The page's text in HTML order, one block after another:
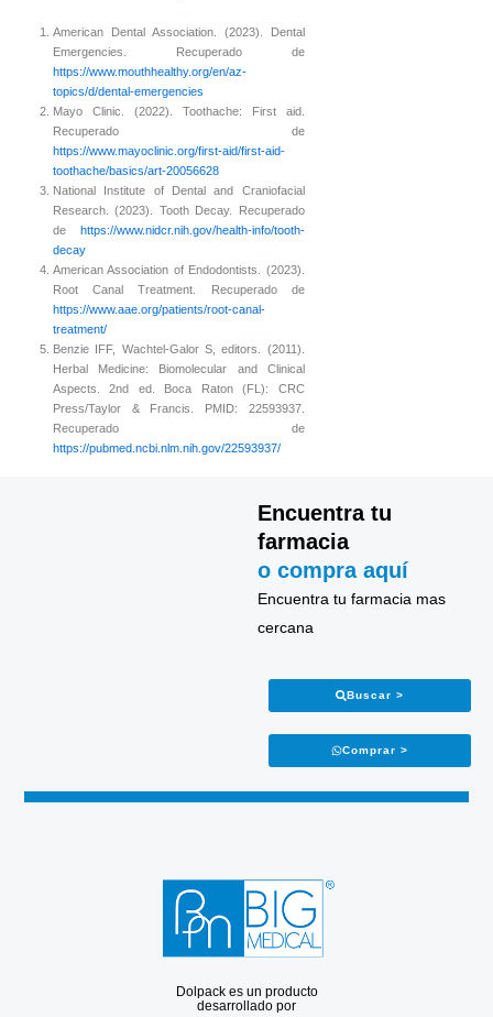
American Dental Association. (2023). Dental
Emergencies. Recuperado de
https://www.mouthhealthy.org/en/az-
topics/d/dental-emergencies
Mayo Clinic. (2022). Toothache: First aid.
Recuperado de
https://www.mayoclinic.org/first-aid/first-aid-
toothache/basics/art-20056628
National Institute of Dental and Craniofacial
Research. (2023). Tooth Decay. Recuperado
de
https://www.nidcr.nih.gov/health-info/tooth-
decay
American Association of Endodontists. (2023).
Root Canal Treatment. Recuperado de
https://www.aae.org/patients/root-canal-
treatment/
Benzie IFF, Wachtel-Galor S, editors. (2011).
Herbal Medicine: Biomolecular and Clinical
Aspects. 2nd ed. Boca Raton (FL): CRC
Press/Taylor & Francis. PMID: 22593937.
Recuperado de
https://pubmed.ncbi.nlm.nih.gov/22593937/
Encuentra tu
farmacia
o compra aquí
Encuentra tu farmacia mas
cercana
Buscar >
Comprar >
Dolpack es un producto
desarrollado por